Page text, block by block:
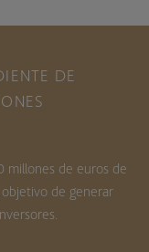
DE
millones de euros de
de generar